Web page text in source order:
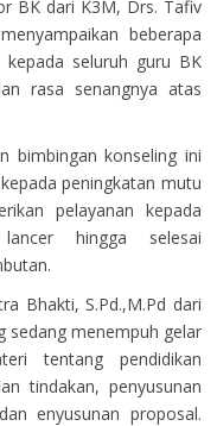
BK dari K3M, Drs. Tafiv
beberapa
seluruh guru BK
rasa senangnya atas
bimbingan konseling ini
peningkatan mutu
pelayanan kepada
hingga selesai
Bhakti, S.Pd.,M.Pd dari
sedang menempuh gelar
tentang pendidikan
tindakan, penyusunan
enyusunan proposal.